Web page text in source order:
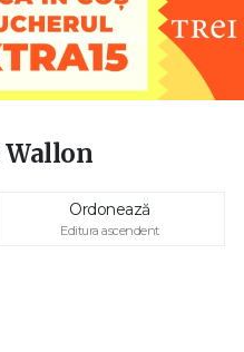
Ordonează
Editura ascendent